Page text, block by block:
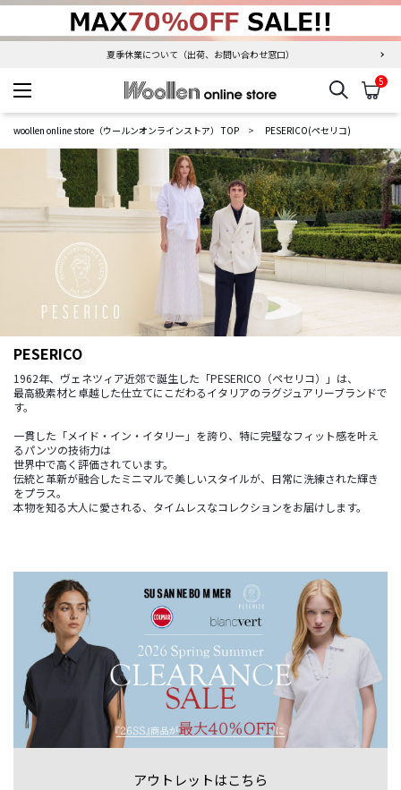
夏季休業について（出荷、お問い合わせ窓口）
＜ お届け遅延のお知らせ ＞
woollen online store
検索 カ
5
woollen online store（ウールンオンラインストア） TOP PESERICO(ペセリコ)
PESERICO
1962年、ヴェネツィア近郊で誕生した「PESERICO（ペセリコ）」は、
最高級素材と卓越した仕立てにこだわるイタリアのラグジュアリーブランドで
す。
一貫した「メイド・イン・イタリー」を誇り、特に完璧なフィット感を叶え
るパンツの技術力は
世界中で高く評価されています。
伝統と革新が融合したミニマルで美しいスタイルが、日常に洗練された輝き
をプラス。
本物を知る大人に愛される、タイムレスなコレクションをお届けします。
アウトレットはこちら